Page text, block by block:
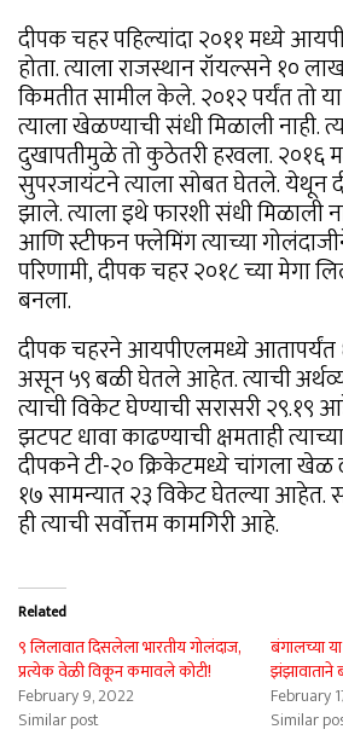
दीपक चहर पहिल्यांदा २०११ मध्ये
होता. त्याला राजस्थान रॉयल्सने १०
किमतीत सामील केले. २०१२ पर्यंत तो या
त्याला खेळण्याची संधी मिळाली नाही.
दुखापतीमुळे तो कुठेतरी हरवला. २०१६
सुपरजायंटने त्याला सोबत घेतले. येथून
झाले. त्याला इथे फारशी संधी मिळाली
आणि स्टीफन फ्लेमिंग त्याच्या
परिणामी, दीपक चहर २०१८ च्या मेगा
बनला.
दीपक चहरने आयपीएलमध्ये
असून ५९ बळी घेतले आहेत. त्याची
त्याची विकेट घेण्याची सरासरी २९.१९
झटपट धावा काढण्याची क्षमताही
दीपकने टी-२० क्रिकेटमध्ये चांगला
१७ सामन्यात २३ विकेट घेतल्या आहेत.
ही त्याची सर्वोत्तम कामगिरी आहे.
Related
९ लिलावात दिसलेला भारतीय गोलंदाज,
प्रत्येक वेळी विकून कमावले कोटी!
February 9, 2022
Similar post
बंगालच्या
झंझावाताने
February
Similar